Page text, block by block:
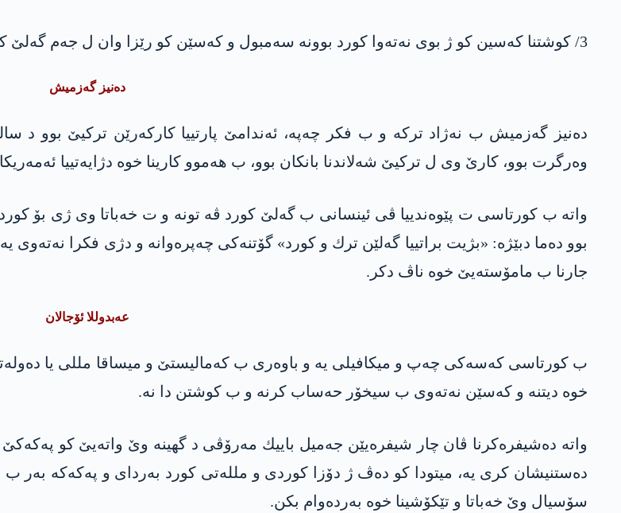
3/ كوشتنا كه‌سین كو ژ بوی نه‌ته‌وا كورد بوونه‌ سه‌مبول و كه‌سێن كو رێزا وان ل جه‌م گه‌لێ كورد هه‌یه‌ و شه‌رمه‌زار كرنا شۆرشێن كوردی یێن به‌رێ.
ده‌نیز گه‌زمیش
وه‌رگرت بوو، كارێ وی ل تركیێ شه‌لاندنا بانكان بوو، ب هه‌موو كارینا خوه‌ دژایه‌تییا
بوو ده‌ما دبێژه‌: «بژیت براتییا گه‌لێن ترك و كورد» گۆتنه‌كی چه‌پره‌وانه‌ و دژى فكرا نه‌ته‌وی
جارنا ب مامۆسته‌یێ خوه‌ ناڤ دكر.
عه‌بدوللا ئۆجالان
ب كورتاسی كه‌سه‌كی چه‌پ و میكافیلی یه‌ و باوه‌رى ب كه‌مالیستێ و میساقا مللى یا
خوه‌ دیتنه‌ و كه‌سێن نه‌ته‌وی ب سیخۆر حه‌ساب كرنه‌ و ب كوشتن دا نه‌.
واته‌ ده‌شیفره‌كرنا ڤان چار شیفره‌یێن جه‌میل باییك مه‌رۆڤى د گهینه‌ وێ واته‌یێ كو په‌كه‌كێ
ده‌ستنیشان كری یه‌، میتودا كو ده‌ڤ ژ دۆزا كوردى و ملله‌تی كورد به‌ردای‌ و په‌كه‌كه‌ به‌ر
سۆسیال وێ خه‌باتا و تێكۆشینا خوه‌ به‌رده‌وام بكن.